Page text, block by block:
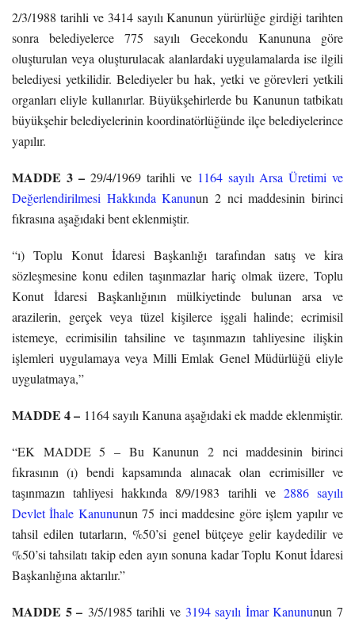
2/3/1988 tarihli ve 3414 sayılı Kanunun yürürlüğe girdiği tarihten
sonra belediyelerce 775 sayılı Gecekondu Kanununa göre
oluşturulan veya oluşturulacak alanlardaki uygulamalarda ise ilgili
belediyesi yetkilidir. Belediyeler bu hak, yetki ve görevleri yetkili
organları eliyle kullanırlar. Büyükşehirlerde bu Kanunun tatbikatı
büyükşehir belediyelerinin koordinatörlüğünde ilçe belediyelerince
yapılır.
MADDE 3 –29/4/1969 tarihli ve 1164 sayılı Arsa Üretimi ve
Değerlendirilmesi Hakkında Kanunun 2 nci maddesinin birinci
fıkrasına aşağıdaki bent eklenmiştir.
“ı) Toplu Konut İdaresi Başkanlığı tarafından satış ve kira
sözleşmesine konu edilen taşınmazlar hariç olmak üzere, Toplu
Konut İdaresi Başkanlığının mülkiyetinde bulunan arsa ve
arazilerin, gerçek veya tüzel kişilerce işgali halinde; ecrimisil
istemeye, ecrimisilin tahsiline ve taşınmazın tahliyesine ilişkin
işlemleri uygulamaya veya Milli Emlak Genel Müdürlüğü eliyle
uygulatmaya,”
MADDE 4 – 1164 sayılı Kanuna aşağıdaki ek madde eklenmiştir.
“EK MADDE 5 – Bu Kanunun 2 nci maddesinin birinci
fıkrasının (ı) bendi kapsamında alınacak olan ecrimisiller ve
taşınmazın tahliyesi hakkında 8/9/1983 tarihli ve 2886 sayılı
Devlet İhale Kanununun 75 inci maddesine göre işlem yapılır ve
tahsil edilen tutarların, %50’si genel bütçeye gelir kaydedilir ve
%50’si tahsilatı takip eden ayın sonuna kadar Toplu Konut İdaresi
Başkanlığına aktarılır.”
MADDE 5 – 3/5/1985 tarihli ve 3194 sayılı İmar Kanununun 7